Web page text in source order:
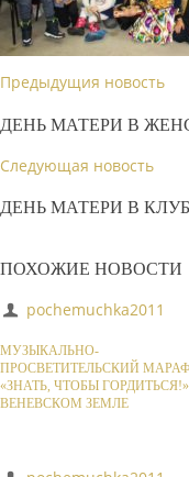
Предыдущия новость
ДЕНЬ МАТЕРИ В
Следующая новость
ДЕНЬ МАТЕРИ В
ПОХОЖИЕ НОВОСТИ
pochemuchka2011
МУЗЫКАЛЬНО-
ПРОСВЕТИТЕЛЬСКИЙ
«ЗНАТЬ, ЧТОБЫ
ВЕНЕВСКОМ ЗЕМЛЕ